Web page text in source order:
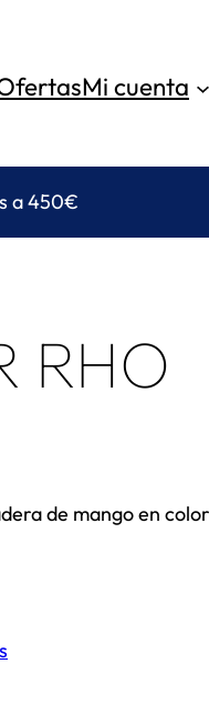
Mi cuenta
a 450€
RHO
de mango en